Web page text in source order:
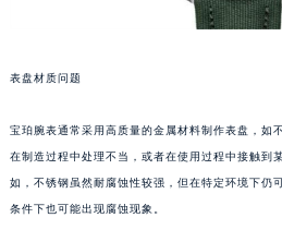
表盘材质问题
宝珀腕表通常采用高质量的金属材料制作表盘，如
在制造过程中处理不当，或者在使用过程中接触到
如，不锈钢虽然耐腐蚀性较强，但在特定环境下仍
条件下也可能出现腐蚀现象。